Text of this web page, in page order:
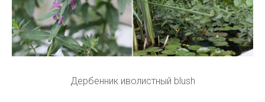
Дербенник иволистный blush